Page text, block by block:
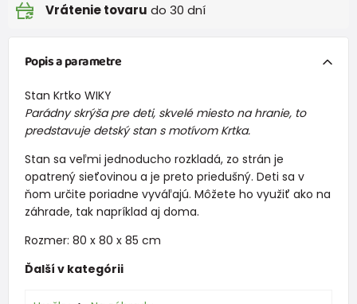
Vrátenie tovaru do 30 dní
Popis a parametre
Stan Krtko WIKY
Parádny skrýša pre deti, skvelé miesto na hranie, to
predstavuje detský stan s motívom Krtka.
Stan sa veľmi jednoducho rozkladá, zo strán je
opatrený sieťovinou a je preto priedušný. Deti sa v
ňom určite poriadne vyváľajú. Môžete ho využiť ako na
záhrade, tak napríklad aj doma.
Rozmer: 80 x 80 x 85 cm
Ďalší v kategórii